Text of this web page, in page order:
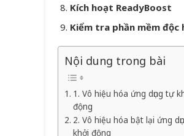
Kích hoạt ReadyBoost
Kiểm tra phần mềm độc
Nội dung trong bài
1. Vô hiệu hóa ứng dụng tự
động
2. Vô hiệu hóa bật lại ứng
khởi động